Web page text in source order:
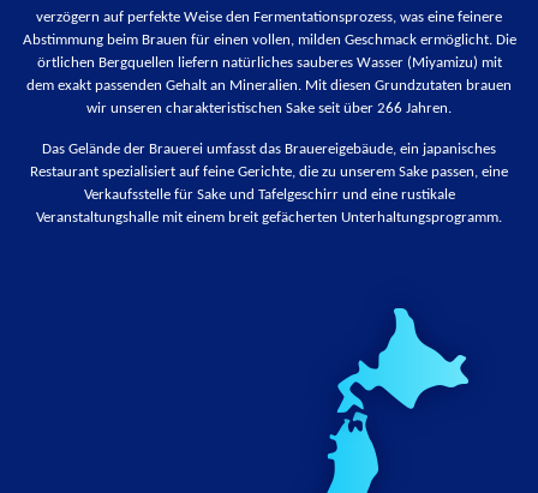
verzögern auf perfekte Weise den Fermentationsprozess, was eine feinere
Abstimmung beim Brauen für einen vollen, milden Geschmack ermöglicht. Die
örtlichen Bergquellen liefern natürliches sauberes Wasser (Miyamizu) mit
dem exakt passenden Gehalt an Mineralien. Mit diesen Grundzutaten brauen
wir unseren charakteristischen Sake seit über 266 Jahren.
Das Gelände der Brauerei umfasst das Brauereigebäude, ein japanisches
Restaurant spezialisiert auf feine Gerichte, die zu unserem Sake passen, eine
Verkaufsstelle für Sake und Tafelgeschirr und eine rustikale
Veranstaltungshalle mit einem breit gefächerten Unterhaltungsprogramm.